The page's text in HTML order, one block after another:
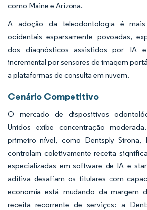
como Maine e Arizona.
A adoção da teleodontologia é
ocidentais esparsamente povoadas,
dos diagnósticos assistidos por IA
incremental por sensores de imagem
a plataformas de consulta em nuvem.
Cenário Competitivo
O mercado de dispositivos
Unidos exibe concentração
primeiro nível, como Dentsply Sirona,
controlam coletivamente receita
especializadas em software de IA e
aditiva desafiam os titulares com
economia está mudando da margem
receita recorrente de serviços: a